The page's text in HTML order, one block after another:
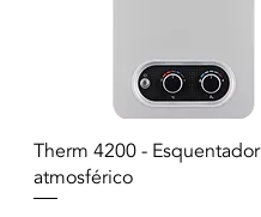
Therm 4200 - Esquentador
atmosférico